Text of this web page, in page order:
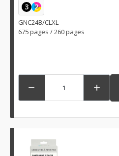
3 2
GNC24B/CLXL
675 pages / 260 pages
 